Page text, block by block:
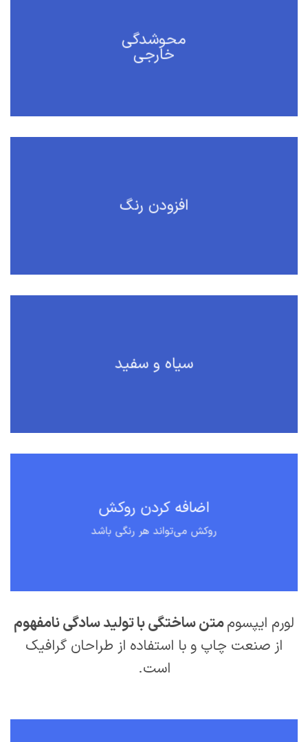
محوشدگی
خارجی
افزودن رنگ
سیاه و سفید
اضافه کردن روکش
روکش می‌تواند هر رنگی باشد
لورم ایپسوممتن ساختگی با تولید سادگی نامفهوم
از صنعت چاپ و با استفاده از طراحان گرافیک
است.